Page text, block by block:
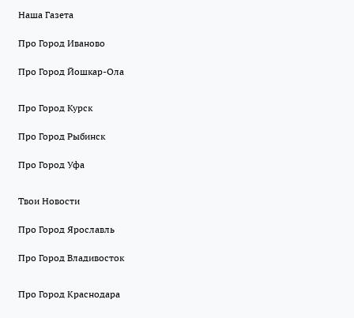
Наша Газета
Про Город Иваново
Про Город Йошкар-Ола
Про Город Курск
Про Город Рыбинск
Про Город Уфа
Твои Новости
Про Город Ярославль
Про Город Владивосток
Про Город Краснодара